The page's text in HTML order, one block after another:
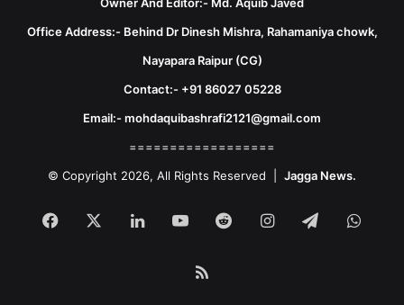
Owner And Editor:- Md. Aquib Javed
Office Address:- Behind Dr Dinesh Mishra, Rahamaniya chowk,
Nayapara Raipur (CG)
Contact:- +91 86027 05228
Email:- mohdaquibashrafi2121@gmail.com
==================
© Copyright 2026, All Rights Reserved | Jagga News.
Facebook LinkedInYouTubeRedditInstagram
Telegram
RSS